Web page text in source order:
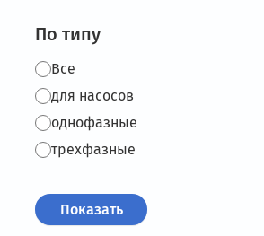
По типу
Все
для насосов
однофазные
трехфазные